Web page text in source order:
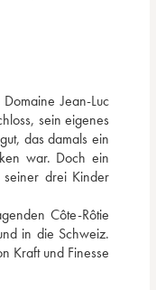
Jean-Luc
sein eigenes
das damals ein
war. Doch ein
seiner drei Kinder
Côte-Rôtie
in die Schweiz.
Kraft und Finesse